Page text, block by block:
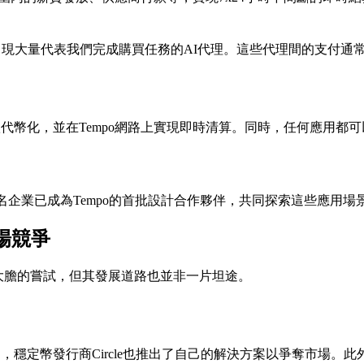
大量代表我們完成購買任務的AI代理。這些代理間的支付通
幣化，並在Tempo網路上實現即時清算。同時，任何應用都
業已成為Tempo的首批設計合作夥伴，共同探索這些應用場
競爭
的嘗試，但其發展道路也並非一片坦途。
穩定幣發行商Circle也推出了自己的解決方案以爭奪市場。此